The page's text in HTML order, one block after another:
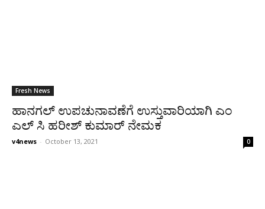
Fresh News
ಹಾನಗಲ್ ಉಪಚುನಾವಣೆಗೆ ಉಸ್ತುವಾರಿಯಾಗಿ ಎಂ
ಎಲ್ ಸಿ ಹರೀಶ್ ಕುಮಾರ್ ನೇಮಕ
v4news - October 13, 2021 0